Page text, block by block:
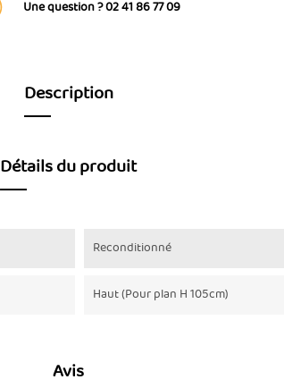
Une question ? 02 41 86 77 09
Description
Détails du produit
Reconditionné
Haut (Pour plan H 105cm)
Avis